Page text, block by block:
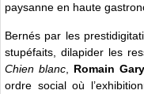
paysanne en haute
Bernés par les
stupéfaits, dilapider les
Chien blanc
Romain Gary
ordre social où